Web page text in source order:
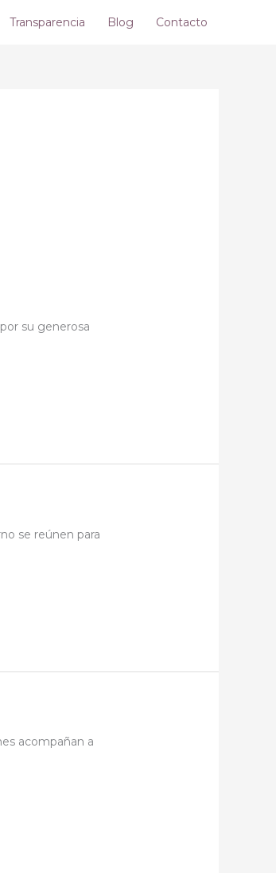
Transparencia Blog Contacto
su generosa
se reúnen para
acompañan a